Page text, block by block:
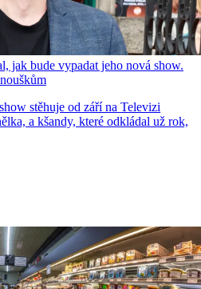
jak bude vypadat jeho nová show.
stěhuje od září na Televizi
a kšandy, které odkládal už rok,